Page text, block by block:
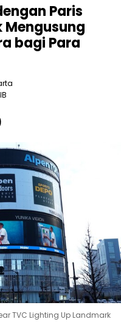
Paris
bagi Para
TVC Lighting Up Landmark